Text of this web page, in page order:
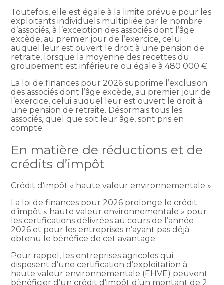
Toutefois, elle est égale à la limite prévue pour les
exploitants individuels multipliée par le nombre
d’associés, à l’exception des associés dont l’âge
excède, au premier jour de l’exercice, celui
auquel leur est ouvert le droit à une pension de
retraite, lorsque la moyenne des recettes du
groupement est inférieure ou égale à 480 000 €.
La loi de finances pour 2026 supprime l’exclusion
des associés dont l’âge excède, au premier jour de
l’exercice, celui auquel leur est ouvert le droit à
une pension de retraite. Désormais tous les
associés, quel que soit leur âge, sont pris en
compte.
En matière de réductions et de
crédits d’impôt
Crédit d’impôt « haute valeur environnementale »
La loi de finances pour 2026 prolonge le crédit
d’impôt « haute valeur environnementale » pour
les certifications délivrées au cours de l’année
2026 et pour les entreprises n’ayant pas déjà
obtenu le bénéfice de cet avantage.
Pour rappel, les entreprises agricoles qui
disposent d’une certification d’exploitation à
haute valeur environnementale (EHVE) peuvent
bénéficier d’un crédit d’impôt d’un montant de 2